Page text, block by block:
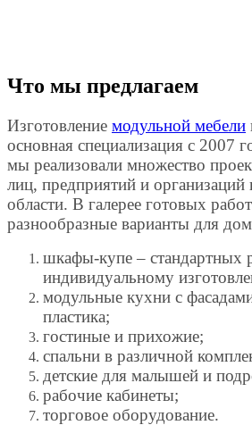
Что мы предлагаем
Изготовление модульной мебели
основная специализация с 2007
мы реализовали множество
лиц, предприятий и организаций
области. В галерее готовых
разнообразные варианты для
шкафы-купе – стандартных
индивидуальному
модульные кухни с
пластика;
гостиные и прихожие;
спальни в различной
детские для малышей и
рабочие кабинеты;
торговое оборудование.